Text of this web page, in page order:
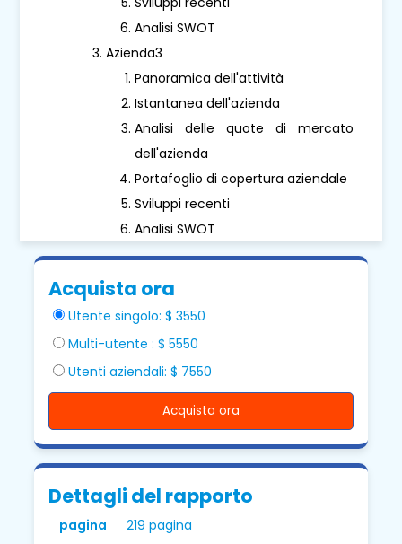
Analisi SWOT
Azienda3
Panoramica dell'attività
Istantanea dell'azienda
Analisi delle quote di mercato
dell'azienda
Portafoglio di copertura aziendale
Sviluppi recenti
Analisi SWOT
Acquista ora
Utente singolo: $ 3550
Multi-utente : $ 5550
Utenti aziendali: $ 7550
Acquista ora
Dettagli del rapporto
pagina
219 pagina